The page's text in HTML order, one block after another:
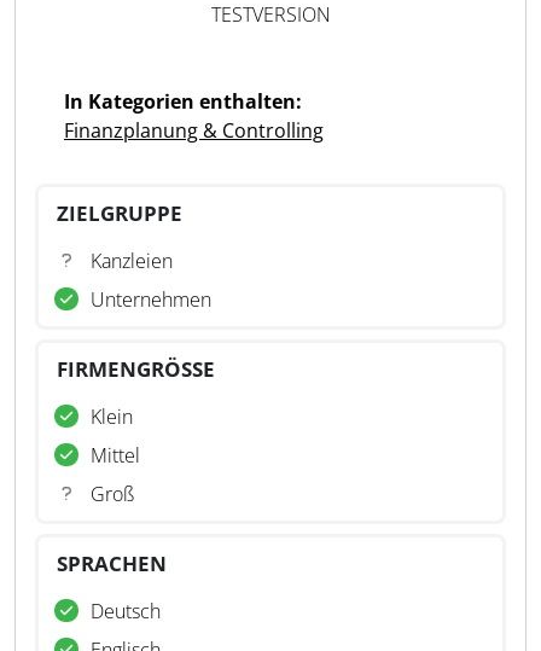
TESTVERSION
In Kategorien enthalten:
Finanzplanung & Controlling
ZIELGRUPPE
Kanzleien
Unternehmen
FIRMENGRÖSSE
Klein
Mittel
Groß
SPRACHEN
Deutsch